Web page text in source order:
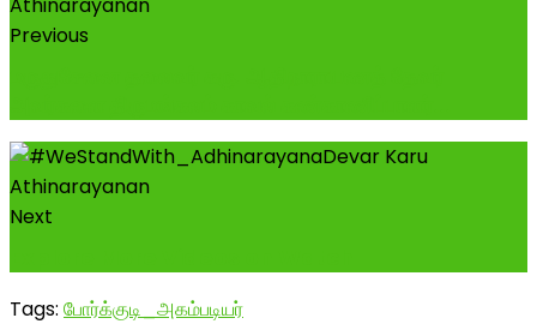
Previous
Next
Tags: போர்க்குடி_அகம்படியர்